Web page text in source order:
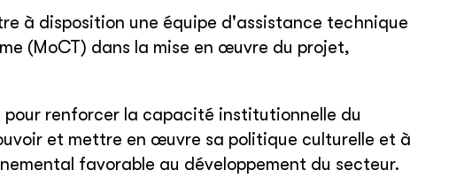
à disposition une équipe d'assistance technique
(MoCT) dans la mise en œuvre du projet,
renforcer la capacité institutionnelle du
et mettre en œuvre sa politique culturelle et à
favorable au développement du secteur.